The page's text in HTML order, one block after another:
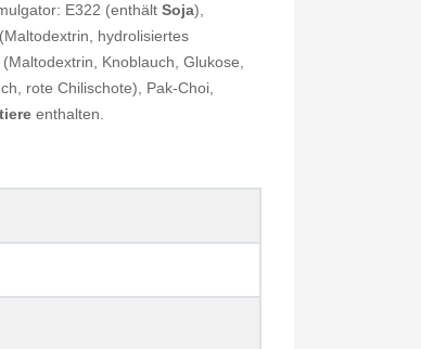
E322 (enthält Soja),
hydrolisiertes
Knoblauch, Glukose,
rote Chilischote), Pak-Choi,
enthalten.